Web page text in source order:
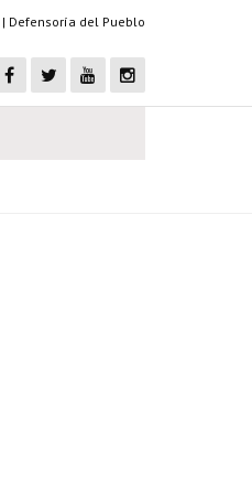
| Defensoría del Pueblo